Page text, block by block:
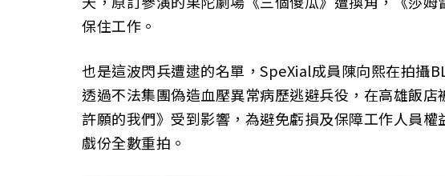
保住工作。
也是這波閃兵遭逮的名單，SpeXial成員陳向熙在拍攝
透過不法集團偽造血壓異常病歷逃避兵役，在高雄飯
許願的我們》受到影響，為避免虧損及保障工作人員
戲份全數重拍。